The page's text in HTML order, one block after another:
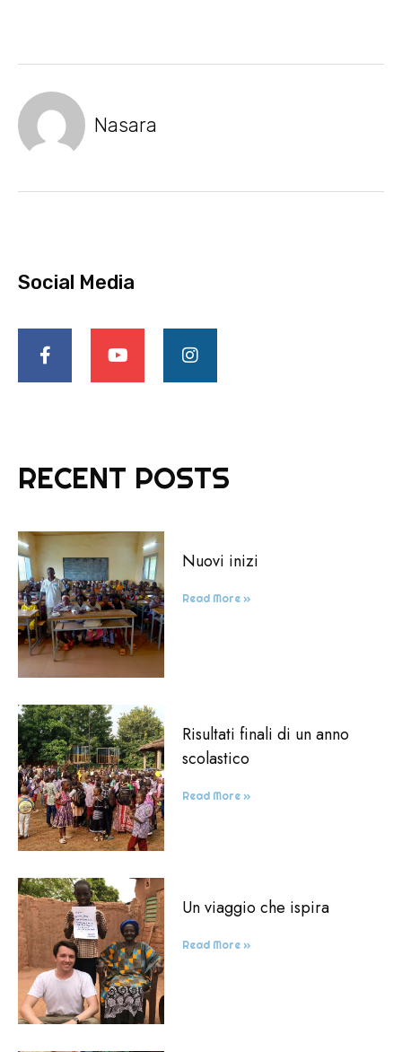
Nasara
Social Media
RECENT POSTS
Nuovi inizi
Read More »
Risultati finali di un anno
scolastico
Read More »
Un viaggio che ispira
Read More »